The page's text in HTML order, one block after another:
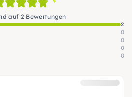
auf 2 Bewertungen
2
0
0
0
0